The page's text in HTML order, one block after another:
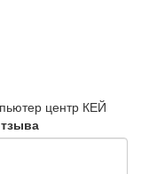
центр КЕЙ